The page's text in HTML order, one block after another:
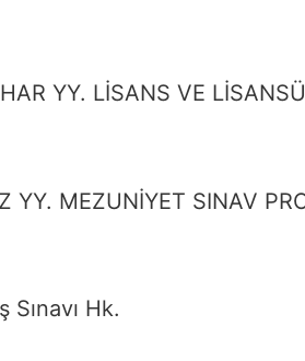
YY. LİSANS VE
YY. MEZUNİYET SINAV
Sınavı Hk.